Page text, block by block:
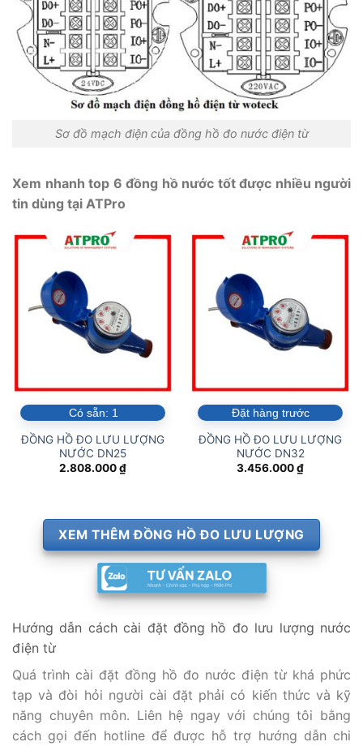
Sơ đồ mạch điện của đồng hồ đo nước điện từ
Xem nhanh top 6 đồng hồ nước tốt được nhiều người
tin dùng tại ATPro
Có sẵn: 1
ĐỒNG HỒ ĐO LƯU LƯỢNG
NƯỚC DN25
2.808.000₫
Đặt hàng trước
ĐỒNG HỒ ĐO LƯU LƯỢNG
NƯỚC DN32
3.456.000₫
XEM THÊM ĐỒNG HỒ ĐO LƯU LƯỢNG
Hướng dẫn cách cài đặt đồng hồ đo lưu lượng nước
điện từ
Quá trình cài đặt đồng hồ đo nước điện từ khá phức
tạp và đòi hỏi người cài đặt phải có kiến thức và kỹ
năng chuyên môn. Liên hệ ngay với chúng tôi bằng
cách gọi đến hotline để được hỗ trợ hướng dẫn chi